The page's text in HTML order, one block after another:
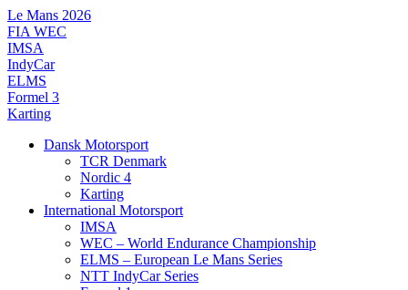
Videre
til
indhold
Le Mans 2026
FIA WEC
IMSA
IndyCar
ELMS
Formel 3
Karting
Dansk Motorsport
TCR Denmark
Nordic 4
Karting
International Motorsport
IMSA
WEC – World Endurance Championship
ELMS – European Le Mans Series
NTT IndyCar Series